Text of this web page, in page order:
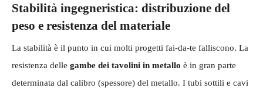
Stabilità ingegneristica: distribuzione del
peso e resistenza del materiale
La stabilità è il punto in cui molti progetti fai-da-te falliscono. La
resistenza delle gambe dei tavolini in metallo è in gran parte
determinata dal calibro (spessore) del metallo. I tubi sottili e cavi